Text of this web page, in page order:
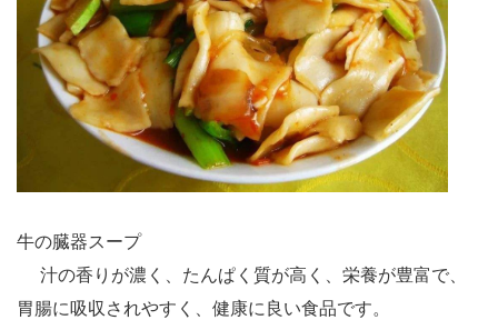
牛の臓器スープ
汁の香りが濃く、たんぱく質が高く、栄養が豊富で、
胃腸に吸収されやすく、健康に良い食品です。